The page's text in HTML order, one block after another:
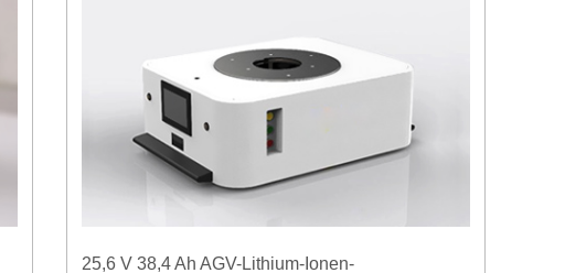
25,6 V 38,4 Ah AGV-Lithium-Ionen-